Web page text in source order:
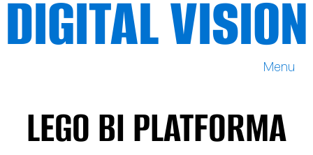
DIGITAL VISION
Menu
LEGO BI PLATFORMA